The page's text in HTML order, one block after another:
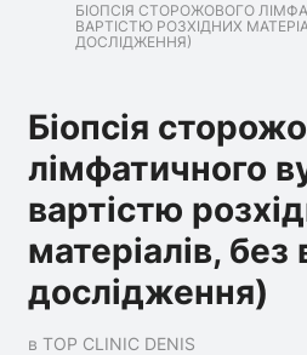
БІОПСІЯ СТОРОЖОВОГО
ВАРТІСТЮ РОЗХІДНИХ
ДОСЛІДЖЕННЯ)
Біопсія
лімфатичного
вартістю
матеріалів, без
дослідження)
в TOP CLINIC DENIS